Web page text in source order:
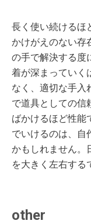
長く使い続けるほ
かけがえのない存
の手で解決する度
着が深まっていく
なく、適切な手入
で道具としての信
ばかけるほど性能
でいけるのは、自
かもしれません。
を大きく左右する
other